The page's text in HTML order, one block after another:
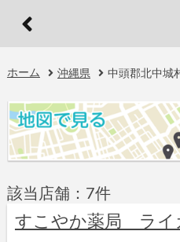
ホーム 沖縄県 中頭郡北中城
該当店舗：7件
すこやか薬局 ライ